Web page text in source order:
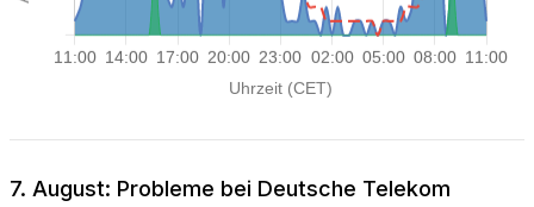
7. August: Probleme bei Deutsche Telekom